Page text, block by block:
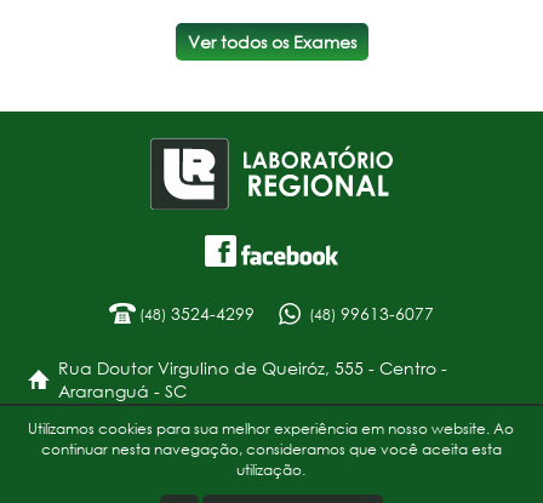
Ver todos os Exames
Utilizamos cookies para sua melhor experiência em nosso website. Ao
continuar nesta navegação, consideramos que você aceita esta
utilização.
(48) 3524-4299 (48) 99613-6077
Rua Doutor Virgulino de Queiróz, 555 - Centro -
Araranguá - SC
Política de Privacidade
Copyright 2017 - Laboratório Regional